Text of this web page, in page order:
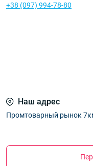
+38 (097) 994-78-80
Наш адрес
Промтоварный рынок